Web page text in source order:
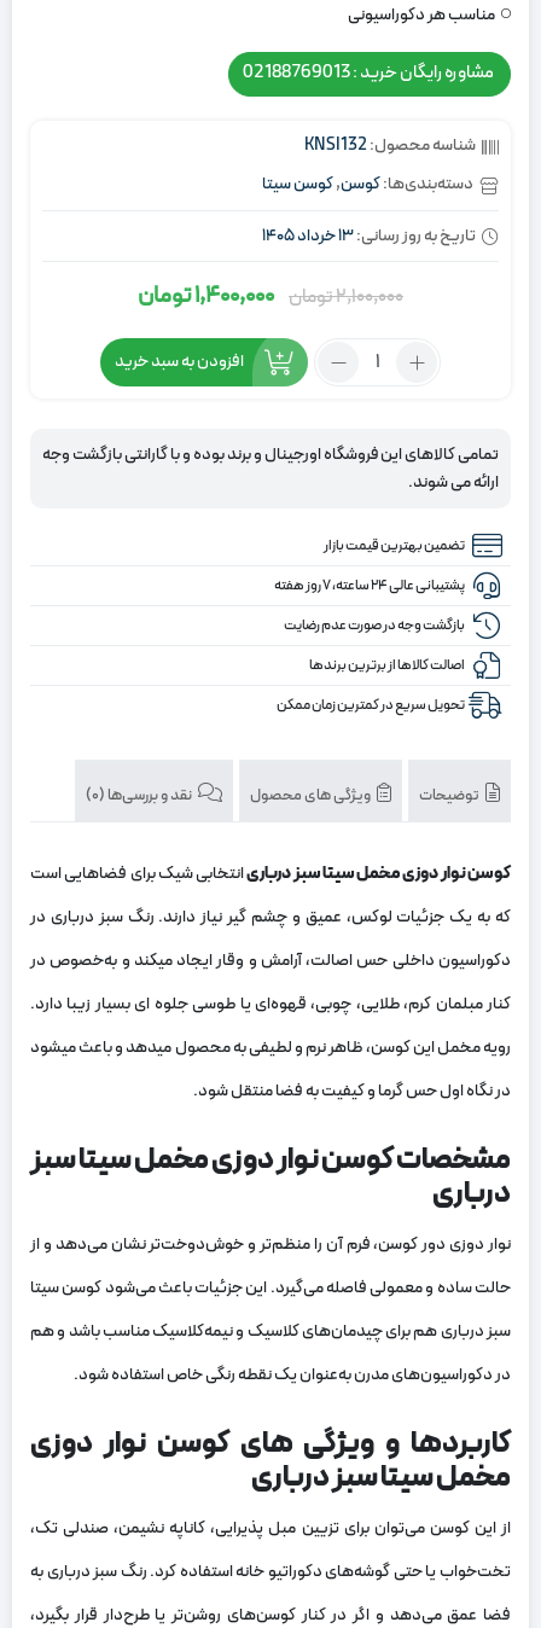
مناسب هر دکوراسیونی
مشاوره رایگان خرید : 02188769013
شناسه محصول:KNSI132
دسته‌بندی‌ها:کوسن,کوسن سیتا
تاریخ به روز رسانی:13 خرداد 1405
2,100,000تومان قیمت
اصلی:
2,100,000
بود.
1,400,000تومان
قیمت
فعلی:
1,400,000
تعداد:
دوزی
مخمل
درباری
افزودن به سبد خرید
تمامی کالاهای این فروشگاه اورجینال و برند بوده و با گارانتی بازگشت وجه
ارائه می شوند.
تضمین بهترین قیمت بازار
پشتیبانی عالی ۲۴ ساعته، ۷ روز هفته
بازگشت وجه در صورت عدم رضایت
اصالت کالاها از برترین برندها
تحویل سریع در کمترین زمان ممکن
توضیحات ویژگی های محصول نقد و بررسی‌ها (0)
کوسن نوار دوزی مخمل سیتا سبز درباریانتخابی شیک برای فضاهایی است
که به یک جزئیات لوکس، عمیق و چشم گیر نیاز دارند. رنگ سبز درباری در
دکوراسیون داخلی حس اصالت، آرامش و وقار ایجاد میکند و به‌خصوص در
کنار مبلمان کرم، طلایی، چوبی، قهوه‌ای یا طوسی جلوه ای بسیار زیبا دارد.
رویه مخمل این کوسن، ظاهر نرم و لطیفی به محصول میدهد و باعث میشود
در نگاه اول حس گرما و کیفیت به فضا منتقل شود.
مشخصات کوسن نوار دوزی مخمل سیتا سبز
درباری
نوار دوزی دور کوسن، فرم آن را منظم‌تر و خوش‌دوخت‌تر نشان می‌دهد و از
حالت ساده و معمولی فاصله می‌گیرد. این جزئیات باعث می‌شود کوسن سیتا
سبز درباری هم برای چیدمان‌های کلاسیک و نیمه‌کلاسیک مناسب باشد و هم
در دکوراسیون‌های مدرن به‌عنوان یک نقطه رنگی خاص استفاده شود.
کاربردها و ویژگی های کوسن نوار دوزی
مخمل سیتا سبز درباری
از این کوسن می‌توان برای تزیین مبل پذیرایی، کاناپه نشیمن، صندلی تک،
تخت‌خواب یا حتی گوشه‌های دکوراتیو خانه استفاده کرد. رنگ سبز درباری به
فضا عمق می‌دهد و اگر در کنار کوسن‌های روشن‌تر یا طرح‌دار قرار بگیرد،